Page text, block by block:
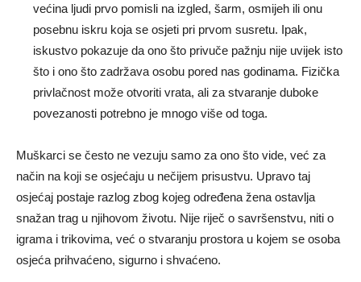
većina ljudi prvo pomisli na izgled, šarm, osmijeh ili onu
posebnu iskru koja se osjeti pri prvom susretu. Ipak,
iskustvo pokazuje da ono što privuče pažnju nije uvijek isto
što i ono što zadržava osobu pored nas godinama. Fizička
privlačnost može otvoriti vrata, ali za stvaranje duboke
povezanosti potrebno je mnogo više od toga.
Muškarci se često ne vezuju samo za ono što vide, već za
način na koji se osjećaju u nečijem prisustvu. Upravo taj
osjećaj postaje razlog zbog kojeg određena žena ostavlja
snažan trag u njihovom životu. Nije riječ o savršenstvu, niti o
igrama i trikovima, već o stvaranju prostora u kojem se osoba
osjeća prihvaćeno, sigurno i shvaćeno.